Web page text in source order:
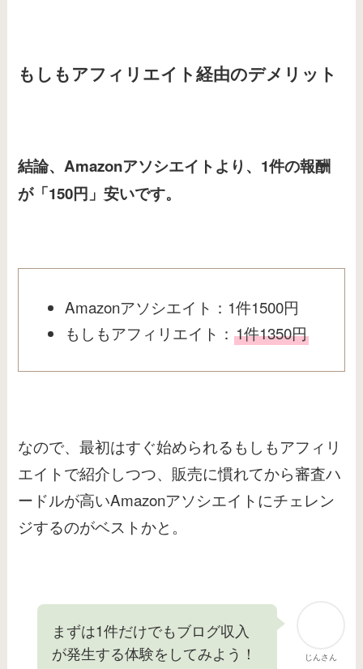
もしもアフィリエイト経由のデメリット
結論、Amazonアソシエイトより、1件の報酬
が「150円」安いです。
Amazonアソシエイト：1件1500円
もしもアフィリエイト： 1件1350円
なので、最初はすぐ始められるもしもアフィリ
エイトで紹介しつつ、販売に慣れてから審査ハ
ードルが高いAmazonアソシエイトにチェレン
ジするのがベストかと。
じんさん
まずは1件だけでもブログ収入
が発生する体験をしてみよう！